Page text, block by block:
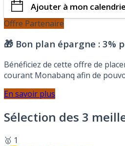
Ajouter à mon
Offre Partenaire
🎁 Bon plan épargne : 3%
Bénéficiez de cette offre de
courant Monabanq afin de
En savoir plus
Sélection des 3
🥇 1